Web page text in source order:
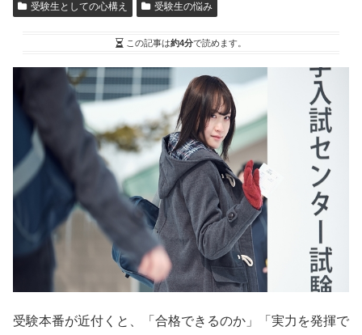
受験生としての心構え 受験生の悩み
この記事は約4分で読めます。
受験本番が近付くと、「合格できるのか」「実力を発揮で